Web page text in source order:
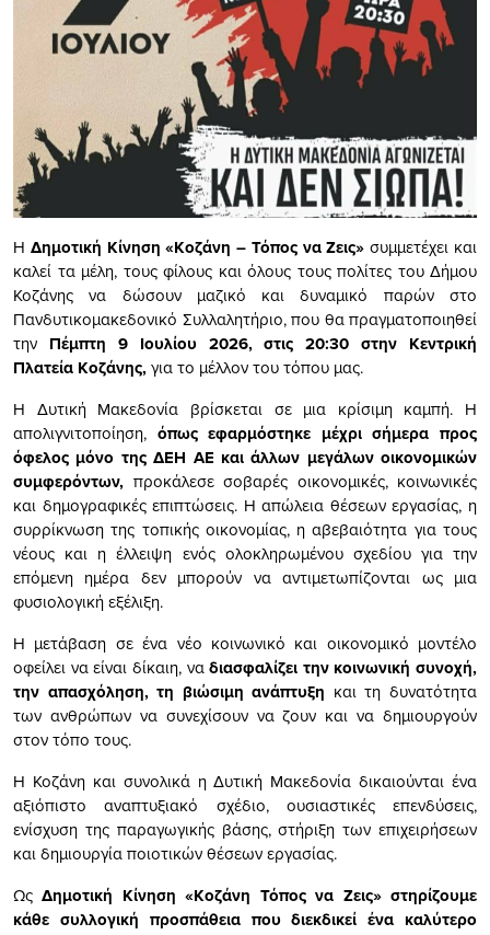
Η Δημοτική Κίνηση «Κοζάνη – Τόπος να Ζεις»συμμετέχει και
καλεί τα μέλη, τους φίλους και όλους τους πολίτες του Δήμου
Κοζάνης να δώσουν μαζικό και δυναμικό παρών στο
Πανδυτικομακεδονικό Συλλαλητήριο, που θα πραγματοποιηθεί
την Πέμπτη 9 Ιουλίου 2026, στις 20:30 στην Κεντρική
Πλατεία Κοζάνης,για το μέλλον του τόπου μας.
Η Δυτική Μακεδονία βρίσκεται σε μια κρίσιμη καμπή. Η
απολιγνιτοποίηση, όπως εφαρμόστηκε μέχρι σήμερα προς
όφελος μόνο της ΔΕΗ ΑΕ και άλλων μεγάλων οικονομικών
συμφερόντων, προκάλεσε σοβαρές οικονομικές, κοινωνικές
και δημογραφικές επιπτώσεις. Η απώλεια θέσεων εργασίας, η
συρρίκνωση της τοπικής οικονομίας, η αβεβαιότητα για τους
νέους και η έλλειψη ενός ολοκληρωμένου σχεδίου για την
επόμενη ημέρα δεν μπορούν να αντιμετωπίζονται ως μια
φυσιολογική εξέλιξη.
Η μετάβαση σε ένα νέο κοινωνικό και οικονομικό μοντέλο
οφείλει να είναι δίκαιη, ναδιασφαλίζει την κοινωνική συνοχή,
την απασχόληση, τη βιώσιμη ανάπτυξη και τη δυνατότητα
των ανθρώπων να συνεχίσουν να ζουν και να δημιουργούν
στον τόπο τους.
Η Κοζάνη και συνολικά η Δυτική Μακεδονία δικαιούνται ένα
αξιόπιστο αναπτυξιακό σχέδιο, ουσιαστικές επενδύσεις,
ενίσχυση της παραγωγικής βάσης, στήριξη των επιχειρήσεων
και δημιουργία ποιοτικών θέσεων εργασίας.
ΩςΔημοτική Κίνηση «Κοζάνη Τόπος να Ζεις» στηρίζουμε
κάθε συλλογική προσπάθεια που διεκδικεί ένα καλύτερο